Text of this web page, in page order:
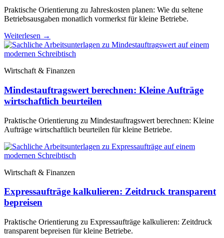
Praktische Orientierung zu Jahreskosten planen: Wie du seltene
Betriebsausgaben monatlich vormerkst für kleine Betriebe.
Weiterlesen →
Wirtschaft & Finanzen
Mindestauftragswert berechnen: Kleine Aufträge
wirtschaftlich beurteilen
Praktische Orientierung zu Mindestauftragswert berechnen: Kleine
Aufträge wirtschaftlich beurteilen für kleine Betriebe.
Wirtschaft & Finanzen
Expressaufträge kalkulieren: Zeitdruck transparent
bepreisen
Praktische Orientierung zu Expressaufträge kalkulieren: Zeitdruck
transparent bepreisen für kleine Betriebe.